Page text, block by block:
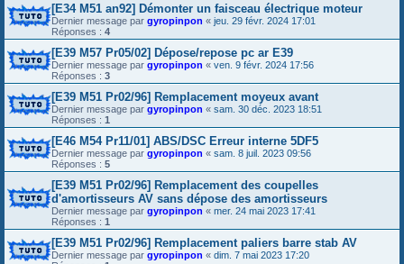
[E34 M51 an92] Démonter un faisceau électrique moteur
Dernier message par gyropinpon « jeu. 29 févr. 2024 17:01
Réponses : 4
[E39 M57 Pr05/02] Dépose/repose pc ar E39
Dernier message par gyropinpon « ven. 9 févr. 2024 17:56
Réponses : 3
[E39 M51 Pr02/96] Remplacement moyeux avant
Dernier message par gyropinpon « sam. 30 déc. 2023 18:51
Réponses : 1
[E46 M54 Pr11/01] ABS/DSC Erreur interne 5DF5
Dernier message par gyropinpon « sam. 8 juil. 2023 09:56
Réponses : 5
[E39 M51 Pr02/96] Remplacement des coupelles
d'amortisseurs AV sans dépose des amortisseurs
Dernier message par gyropinpon « mer. 24 mai 2023 17:41
Réponses : 1
[E39 M51 Pr02/96] Remplacement paliers barre stab AV
Dernier message par gyropinpon « dim. 7 mai 2023 17:20